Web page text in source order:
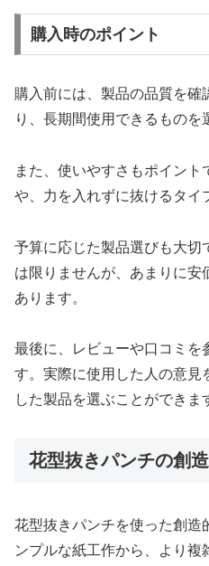
購入時のポイント
購入前には、製品の品質を確
り、長期間使用できるものを
また、使いやすさもポイン
や、力を入れずに抜けるタイ
予算に応じた製品選びも大切
は限りませんが、あまりに安
あります。
最後に、レビューや口コミを
す。実際に使用した人の意見
した製品を選ぶことができま
花型抜きパンチの創
花型抜きパンチを使った創造
ンプルな紙工作から、より複